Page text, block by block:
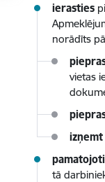
ierasties
norādīts
vietas
tā